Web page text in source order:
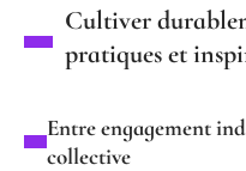
Cultiver
pratiques et
Entre engagement
collective